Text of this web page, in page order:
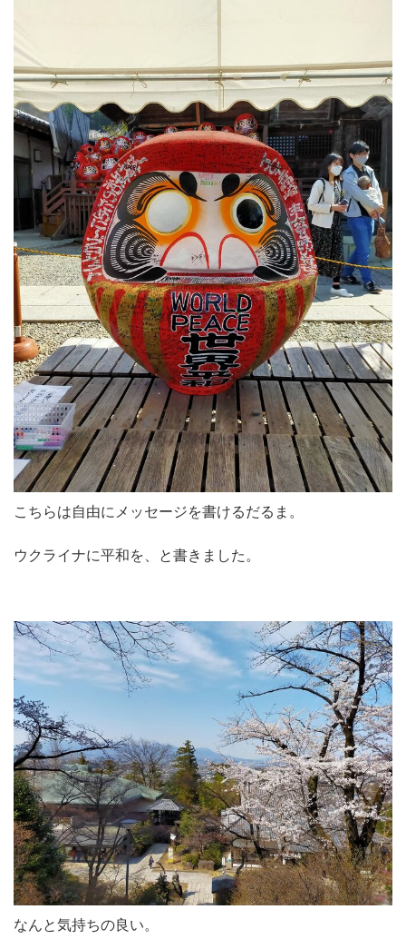
こちらは自由にメッセージを書けるだるま。
ウクライナに平和を、と書きました。
なんと気持ちの良い。